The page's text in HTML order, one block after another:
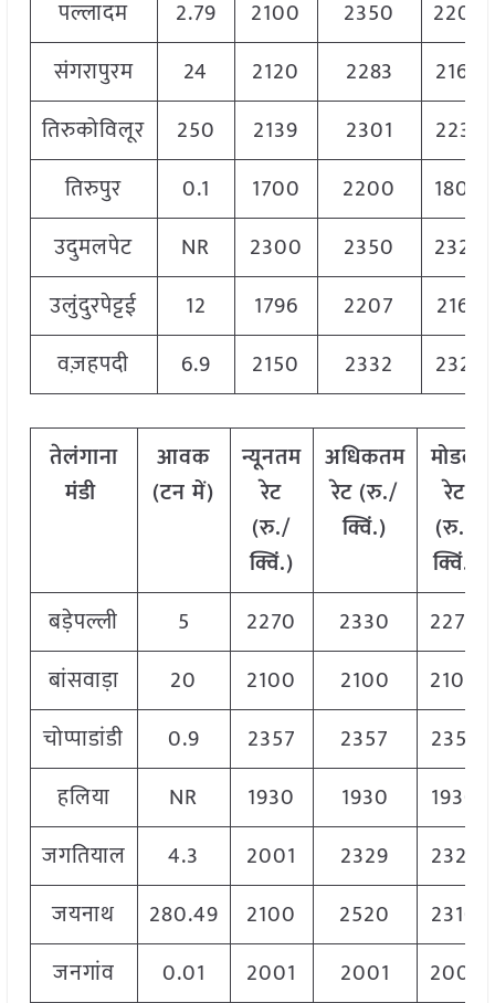
पल्लादम
2.79 2100 2350
2200
संगरापुरम
24 2120 2283
2160
तिरुकोविलूर
250 2139 2301
2239
तिरुपुर
0.1 1700 2200
1800
उदुमलपेट
NR 2300 2350
2320
उलुंदुरपेट्टई
12 1796 2207
2167
वज़हपदी
6.9 2150 2332 2322
तेलंगाना
मंडी
आवक
(टन में)
न्यूनतम
रेट
(रु./
क्विं.)
अधिकतम
रेट (रु./
क्विं.)
मोडल
रेट
(रु./
क्विं.)
बड़ेपल्ली
5 2270 2330
2270
बांसवाड़ा
20 2100 2100
2100
चोप्पाडांडी
0.9 2357 2357
2357
हलिया
NR 1930 1930
1930
जगतियाल
4.3 2001 2329
2329
जयनाथ
280.49 2100 2520
2310
जनगांव
0.01 2001 2001
2001